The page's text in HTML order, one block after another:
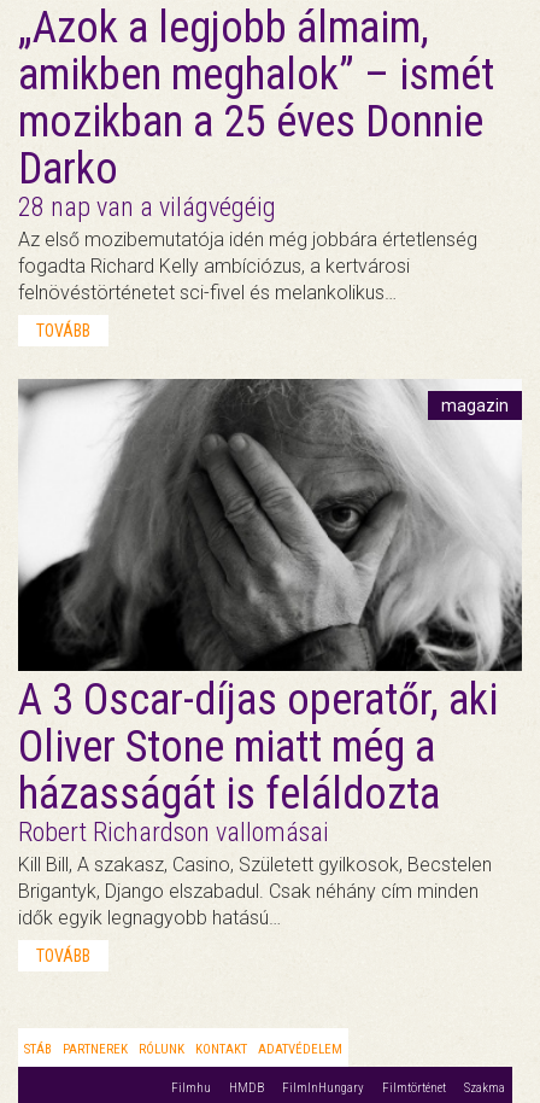
„Azok a legjobb álmaim,
amikben meghalok” – ismét
mozikban a 25 éves Donnie
Darko
28 nap van a világvégéig
Az első mozibemutatója idén még jobbára értetlenség
fogadta Richard Kelly ambíciózus, a kertvárosi
felnövéstörténetet sci-fivel és melankolikus…
TOVÁBB
magazin
A 3 Oscar-díjas operatőr, aki
Oliver Stone miatt még a
házasságát is feláldozta
Robert Richardson vallomásai
Kill Bill, A szakasz, Casino, Született gyilkosok, Becstelen
Brigantyk, Django elszabadul. Csak néhány cím minden
idők egyik legnagyobb hatású…
TOVÁBB
STÁB PARTNEREK RÓLUNK KONTAKT ADATVÉDELEM
Filmhu HMDB FilmInHungary Filmtörténet Szakma